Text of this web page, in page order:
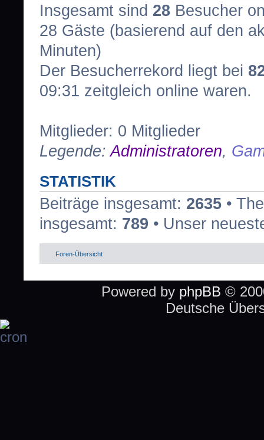
Insgesamt sind 28 Besucher
28 Gäste (basierend auf den
Minuten)
Der Besucherrekord liegt bei
09:31 zeitgleich online waren.
Mitglieder: 0 Mitglieder
Legende:Administratoren,
STATISTIK
Beiträge insgesamt: 2635 •
insgesamt: 789 • Unser
Foren-Übersicht
Powered by phpBB ©
Deutsche